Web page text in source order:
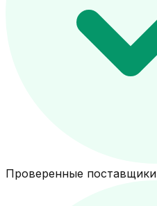
Проверенные поставщики